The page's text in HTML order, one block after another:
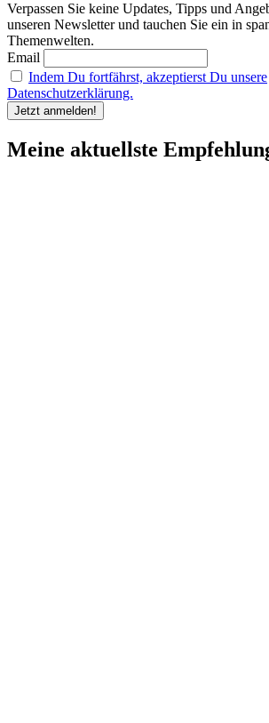
Verpassen Sie keine Updates, Tipps und
unseren Newsletter und tauchen Sie ein in
Themenwelten.
Email
Indem Du fortfährst, akzeptierst Du unsere
Datenschutzerklärung.
Meine aktuellste